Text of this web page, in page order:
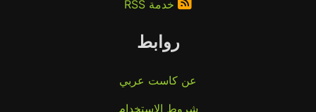
خدمة RSS
روابط
عن كاست عربي
شروط الاستخدام